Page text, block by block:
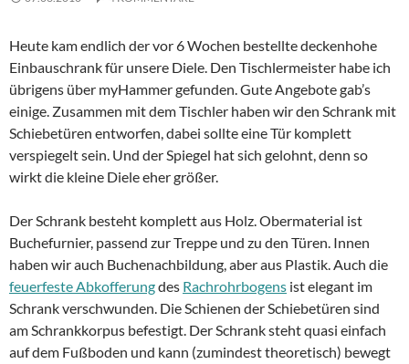
Heute kam endlich der vor 6 Wochen bestellte deckenhohe
Einbauschrank für unsere Diele. Den Tischlermeister habe ich
übrigens über myHammer gefunden. Gute Angebote gab’s
einige. Zusammen mit dem Tischler haben wir den Schrank mit
Schiebetüren entworfen, dabei sollte eine Tür komplett
verspiegelt sein. Und der Spiegel hat sich gelohnt, denn so
wirkt die kleine Diele eher größer.
Der Schrank besteht komplett aus Holz. Obermaterial ist
Buchefurnier, passend zur Treppe und zu den Türen. Innen
haben wir auch Buchenachbildung, aber aus Plastik. Auch die
feuerfeste Abkofferungdes Rachrohrbogens ist elegant im
Schrank verschwunden. Die Schienen der Schiebetüren sind
am Schrankkorpus befestigt. Der Schrank steht quasi einfach
auf dem Fußboden und kann (zumindest theoretisch) bewegt